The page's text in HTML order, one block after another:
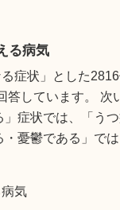
る病気
症状」とした
しています。 次
症状では、「うつ
憂鬱である」で
気